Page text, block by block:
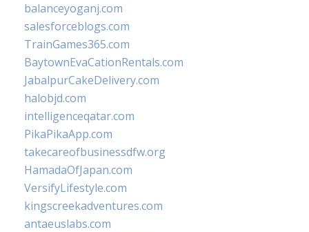
balanceyoganj.com
salesforceblogs.com
TrainGames365.com
BaytownEvaCationRentals.com
JabalpurCakeDelivery.com
halobjd.com
intelligenceqatar.com
PikaPikaApp.com
takecareofbusinessdfw.org
HamadaOfJapan.com
VersifyLifestyle.com
kingscreekadventures.com
antaeuslabs.com